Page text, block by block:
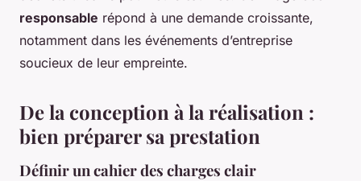
responsable répond à une demande croissante,
notamment dans les événements d’entreprise
soucieux de leur empreinte.
De la conception à la réalisation :
bien préparer sa prestation
Définir un cahier des charges clair